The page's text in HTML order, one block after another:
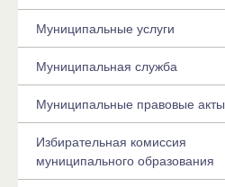
Муниципальные услуги
Муниципальная служба
Муниципальные правовые акты
Избирательная комиссия
муниципального образования